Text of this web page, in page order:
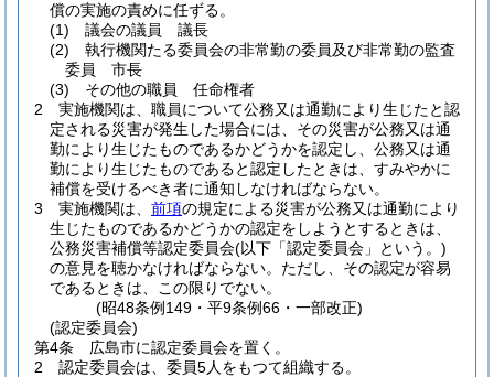
償の実施の責めに任ずる。
(1)
議会の議員 議長
(2)
執行機関たる委員会の非常勤の委員及び非常勤の監査
委員 市長
(3)
その他の職員 任命権者
2
実施機関は、職員について公務又は通勤により生じたと認
定される災害が発生した場合には、その災害が公務又は通
勤により生じたものであるかどうかを認定し、公務又は通
勤により生じたものであると認定したときは、すみやかに
補償を受けるべき者に通知しなければならない。
3
実施機関は、 前項の規定による災害が公務又は通勤により
生じたものであるかどうかの認定をしようとするときは、
公務災害補償等認定委員会(以下「認定委員会」という。)
の意見を聴かなければならない。 ただし、その認定が容易
であるときは、この限りでない。
(昭48条例149・平9条例66・一部改正)
(認定委員会)
第4条
広島市に認定委員会を置く。
2
認定委員会は、委員5人をもつて組織する。